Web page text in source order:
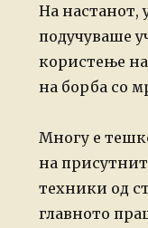
На настанот,
подучуваше
користење
на борба со
Многу е
на
техники од
главното